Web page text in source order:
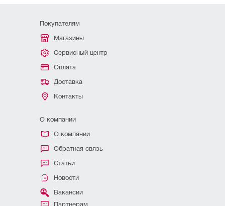
Покупателям
Магазины
Сервисный центр
Оплата
Доставка
Контакты
О компании
О компании
Обратная связь
Статьи
Новости
Вакансии
Партнерам